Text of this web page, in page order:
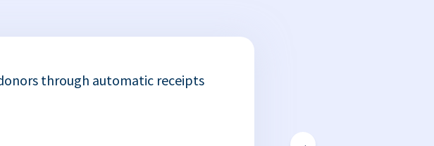
through automatic receipts